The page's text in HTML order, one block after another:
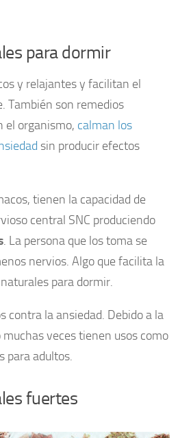
para dormir
y relajantes y facilitan el
También son remedios
el organismo, calman los
sin producir efectos
tienen la capacidad de
central SNC produciendo
. La persona que los toma se
nervios. Algo que facilita la
para dormir.
contra la ansiedad. Debido a la
veces tienen usos como
para adultos.
fuertes